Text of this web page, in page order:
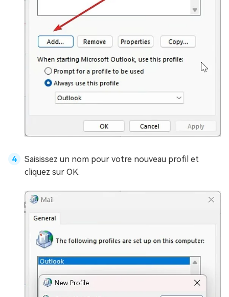
Saisissez un nom pour votre nouveau profil et
cliquez sur OK.